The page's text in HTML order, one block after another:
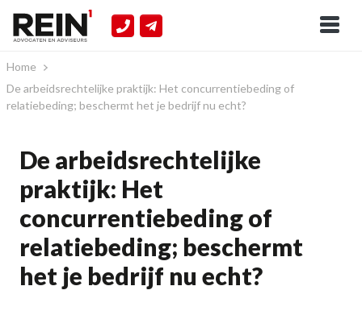
Home
De arbeidsrechtelijke praktijk: Het concurrentiebeding of
relatiebeding; beschermt het je bedrijf nu echt?
De arbeidsrechtelijke
praktijk: Het
concurrentiebeding of
relatiebeding; beschermt
het je bedrijf nu echt?